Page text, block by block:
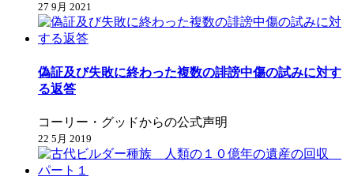
27 9月 2021
偽証及び失敗に終わった複数の誹謗中傷の試みに対す
る返答
コーリー・グッドからの公式声明
22 5月 2019